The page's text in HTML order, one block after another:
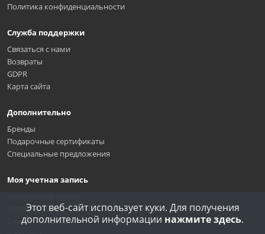
Политика конфиденциальности
Служба поддержки
Связаться с нами
Возвраты
GDPR
Карта сайта
Дополнительно
Бренды
Подарочные сертификаты
Специальные предложения
Моя учетная запись
История заказа
Список желаний
Этот веб-сайт использует куки. Для получения
дополнительной информации нажмите здесь.